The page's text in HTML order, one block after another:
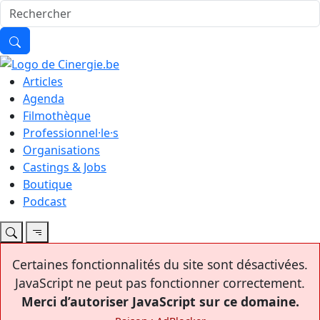
Articles
Agenda
Filmothèque
Professionnel·le·s
Organisations
Castings & Jobs
Boutique
Podcast
Certaines fonctionnalités du site sont désactivées.
JavaScript ne peut pas fonctionner correctement.
Merci d’autoriser JavaScript sur ce domaine.